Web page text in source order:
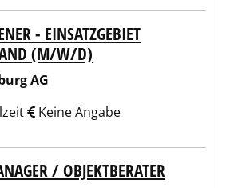
- EINSATZGEBIET
(M/W/D)
AG
Keine Angabe
/ OBJEKTBERATER